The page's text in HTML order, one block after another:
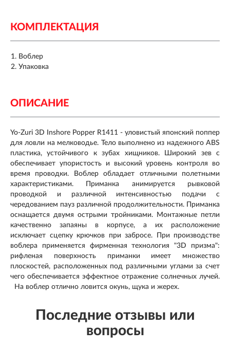
КОМПЛЕКТАЦИЯ
Воблер
Упаковка
ОПИСАНИЕ
Yo-Zuri 3D Inshore Popper R1411 - уловистый японский поппер
для ловли на мелководье. Тело выполнено из надежного ABS
пластика, устойчивого к зубах хищников. Широкий зев с
обеспечивает упористость и высокий уровень контроля во
время проводки. Воблер обладает отличными полетными
характеристиками. Приманка анимируется рывковой
проводкой и различной интенсивностью подачи с
чередованием пауз различной продолжительности. Приманка
оснащается двумя острыми тройниками. Монтажные петли
качественно запаяны в корпусе, а их расположение
исключает сцепку крючков при забросе. При производстве
воблера применяется фирменная технология "3D призма":
рифленая поверхность приманки имеет множество
плоскостей, расположенных под различными углами за счет
чего обеспечивается эффектное отражение солнечных лучей.
На воблер отлично ловится окунь, щука и жерех.
Последние отзывы или
вопросы